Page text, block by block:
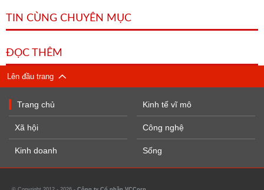
TIN CÙNG CHUYÊN MỤC
ĐỌC THÊM
Lên đầu trang
Trang chủ
Xã hội
Kinh doanh
Kinh tế vĩ mô
Công nghệ
Sống